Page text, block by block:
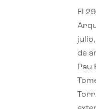
El
de
Pau